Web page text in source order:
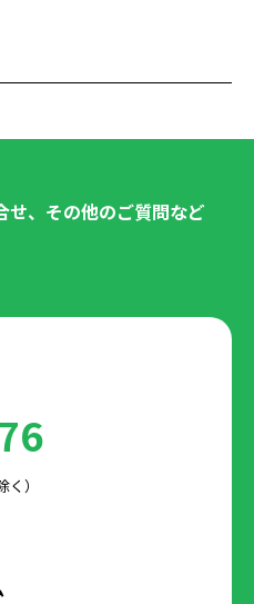
せ、その他のご質問など
）